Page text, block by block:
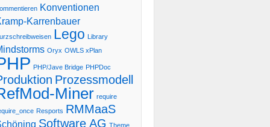
Konventionen
Karrenbauer
Lego Library
Oryx OWLS xPlan
PHP/Jave Bridge PHPDoc
Prozessmodell
Miner require
Resports RMMaaS
Software AG Theme